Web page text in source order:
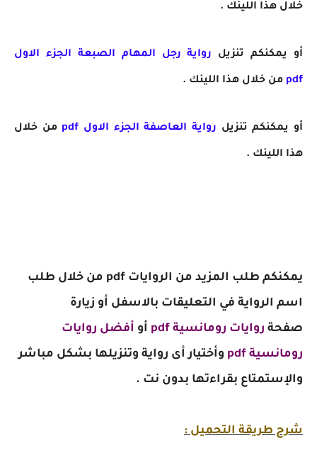
خلال هذا اللينك .
أو يمكنكم تنزيل رواية رجل المهام الصبعة الجزء الاول
pdf من خلال هذا اللينك .
أو يمكنكم تنزيل رواية العاصفة الجزء الاول pdf من خلال
هذا اللينك .
يمكنكم طلب المزيد من الروايات pdf من خلال طلب
اسم الرواية في التعليقات بالاسفل أو زيارة
صفحة روايات رومانسية pdf أو أفضل روايات
رومانسية pdf
وأختيار أى رواية وتنزيلها بشكل مباشر
والإستمتاع بقراءتها بدون نت .
شرح طريقة التحميل :